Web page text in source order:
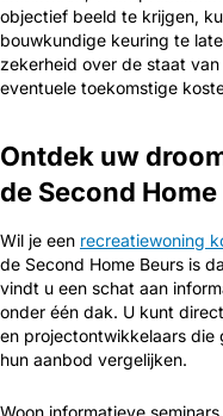
objectief beeld te krijgen,
bouwkundige keuring te
zekerheid over de staat
eventuele toekomstige
Ontdek uw
de Second
Wil je een recreatiewoning
de Second Home Beurs is
vindt u een schat aan
onder één dak. U kunt
en projectontwikkelaars die
hun aanbod vergelijken.
Woon informatieve